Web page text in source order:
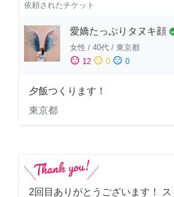
依頼されたチケット
愛嬌たっぷりタヌキ顔
女性 / 40代 / 東京都
sentiment_satisfied 12 sentiment_neutral 0 sentiment_dissatisfied 0
夕飯つくります！
東京都
2回目ありがとうございます！